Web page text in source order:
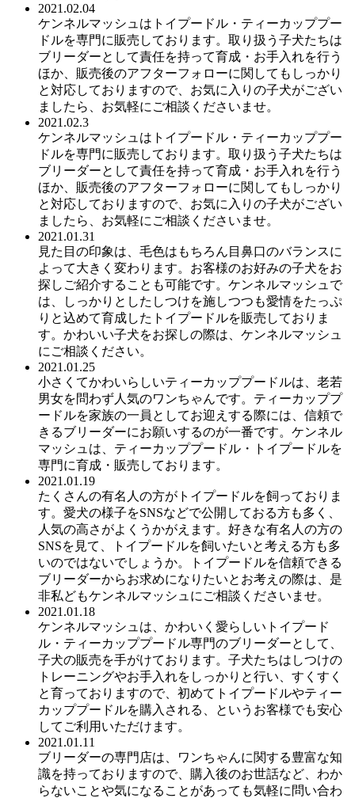
2021.02.04
ケンネルマッシュはトイプードル・ティーカッププー
ドルを専門に販売しております。取り扱う子犬たちは
ブリーダーとして責任を持って育成・お手入れを行う
ほか、販売後のアフターフォローに関してもしっかり
と対応しておりますので、お気に入りの子犬がござい
ましたら、お気軽にご相談くださいませ。
2021.02.3
ケンネルマッシュはトイプードル・ティーカッププー
ドルを専門に販売しております。取り扱う子犬たちは
ブリーダーとして責任を持って育成・お手入れを行う
ほか、販売後のアフターフォローに関してもしっかり
と対応しておりますので、お気に入りの子犬がござい
ましたら、お気軽にご相談くださいませ。
2021.01.31
見た目の印象は、毛色はもちろん目鼻口のバランスに
よって大きく変わります。お客様のお好みの子犬をお
探しご紹介することも可能です。ケンネルマッシュで
は、しっかりとしたしつけを施しつつも愛情をたっぷ
りと込めて育成したトイプードルを販売しておりま
す。かわいい子犬をお探しの際は、ケンネルマッシュ
にご相談ください。
2021.01.25
小さくてかわいらしいティーカッププードルは、老若
男女を問わず人気のワンちゃんです。ティーカッププ
ードルを家族の一員としてお迎えする際には、信頼で
きるブリーダーにお願いするのが一番です。ケンネル
マッシュは、ティーカッププードル・トイプードルを
専門に育成・販売しております。
2021.01.19
たくさんの有名人の方がトイプードルを飼っておりま
す。愛犬の様子をSNSなどで公開しておる方も多く、
人気の高さがよくうかがえます。好きな有名人の方の
SNSを見て、トイプードルを飼いたいと考える方も多
いのではないでしょうか。トイプードルを信頼できる
ブリーダーからお求めになりたいとお考えの際は、是
非私どもケンネルマッシュにご相談くださいませ。
2021.01.18
ケンネルマッシュは、かわいく愛らしいトイプード
ル・ティーカッププードル専門のブリーダーとして、
子犬の販売を手がけております。子犬たちはしつけの
トレーニングやお手入れをしっかりと行い、すくすく
と育っておりますので、初めてトイプードルやティー
カッププードルを購入される、というお客様でも安心
してご利用いただけます。
2021.01.11
ブリーダーの専門店は、ワンちゃんに関する豊富な知
識を持っておりますので、購入後のお世話など、わか
らないことや気になることがあっても気軽に問い合わ